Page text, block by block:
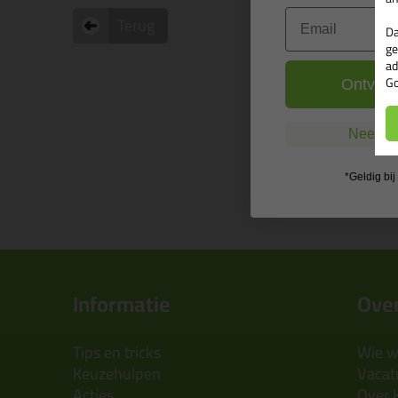
Informatie
Tips en tricks
Keuzehulpen
Wie
Email
Nee, ik
*Geldig bij